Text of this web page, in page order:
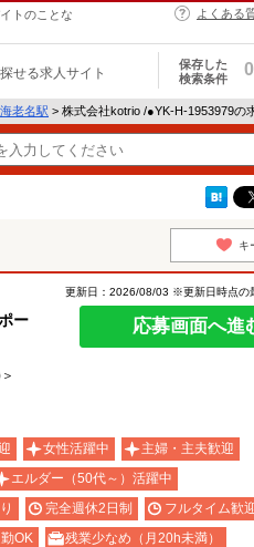
トのことな
よくある
せる求人サイト
保存した
検索条件
0
海老名駅 > 株式会社kotrio /●YK-H-1953979の
キ
ー
更新日：2026/08/03 ※更新日時点の
応募画面へ進
女性活躍中
主婦・主夫歓迎
エルダー（50代～）活躍中
完全週休2日制
フルタイム歓
OK
残業少なめ（月20h未満）